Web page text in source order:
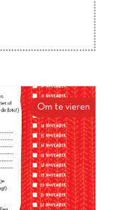
Om te vieren